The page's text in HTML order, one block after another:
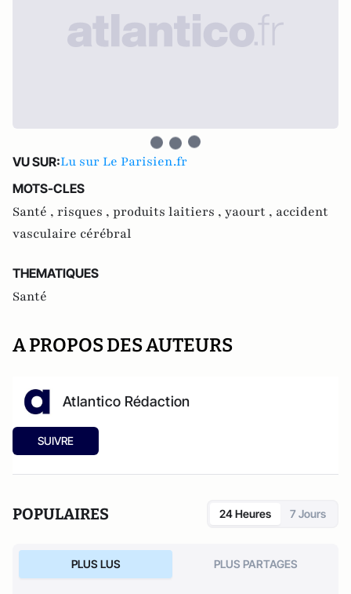
VU SUR:Lu sur Le Parisien.fr
MOTS-CLES
Santé , risques , produits laitiers , yaourt , accident
vasculaire cérébral
THEMATIQUES
Santé
A PROPOS DES AUTEURS
Atlantico Rédaction
SUIVRE
POPULAIRES 24 Heures 7 Jours
PLUS LUS PLUS PARTAGES